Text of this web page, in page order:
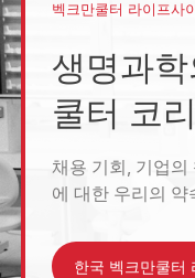
벡크만쿨터 라이프사
생명과
쿨터 코
채용 기회, 기업의
에 대한 우리의
한국 벡크만쿨터